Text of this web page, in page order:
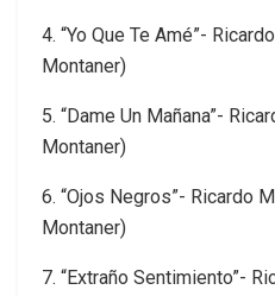
4. “Yo Que Te Amé”-
Montaner)
5. “Dame Un Mañana”-
Montaner)
6. “Ojos Negros”- Ricardo
Montaner)
7. “Extraño Sentimiento”-